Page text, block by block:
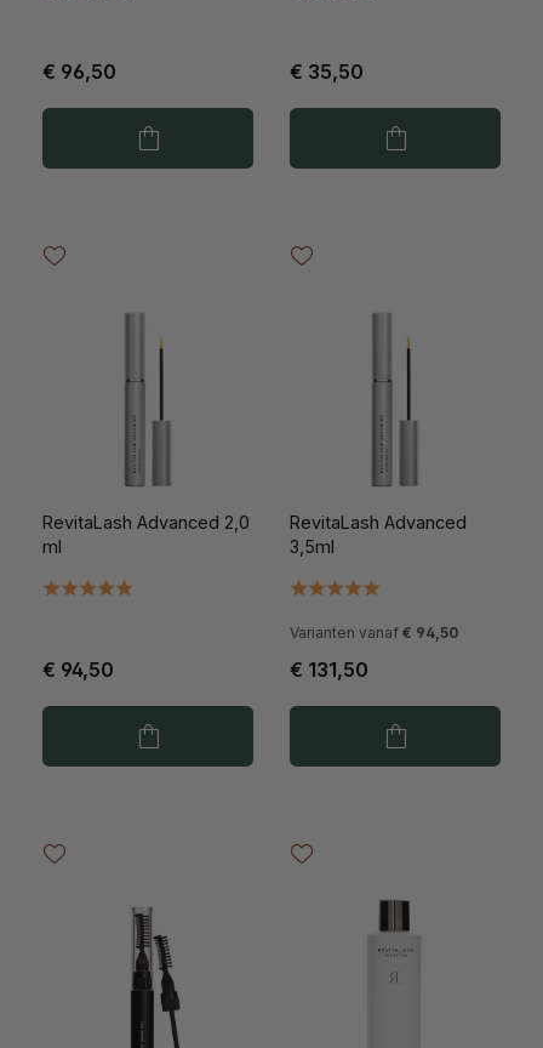
€ 96,50 € 35,50
RevitaLash Advanced 2,0
ml
€ 94,50
RevitaLash Advanced
3,5ml
Varianten vanaf € 94,50
€ 131,50